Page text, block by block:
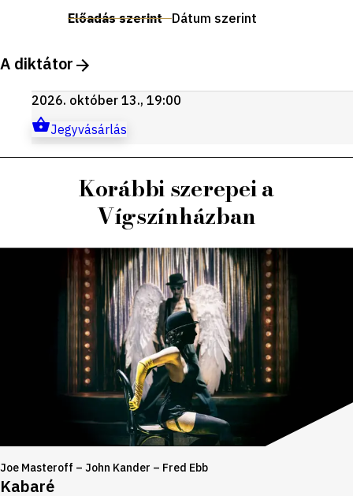
Előadás szerint Dátum szerint
A diktátor
2026. október 13., 19:00
Jegyvásárlás
Korábbi szerepei a
Vígszínházban
Joe Masteroff – John Kander – Fred Ebb
Kabaré